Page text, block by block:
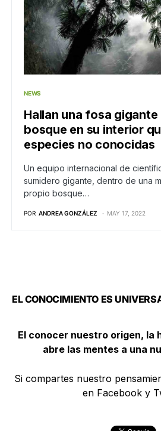
NEWS
Hallan una fosa gigante
bosque en su interior
especies no conocidas
Un equipo internacional de
sumidero gigante, dentro de una
propio bosque…
POR ANDREA GONZÁLEZ MAY 17, 2022
EL CONOCIMIENTO ES
El conocer nuestro origen, la
abre las mentes a una
Si compartes nuestro
en Facebook y